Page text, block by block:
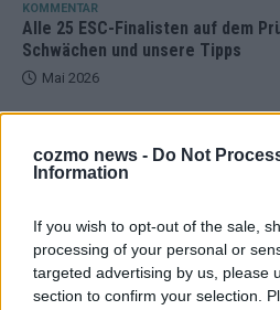
cozmo news - Do Not
Information
If you wish to opt-out of the sale,
processing of your personal or
targeted advertising by us, please
section to confirm your selection.
KOMMENTAR
Alle 25 ESC-Finalisten auf dem
Schwächen und unsere Tipps
Mai 2026
Vier Sieger gleichzeitig,
ANZEIGE